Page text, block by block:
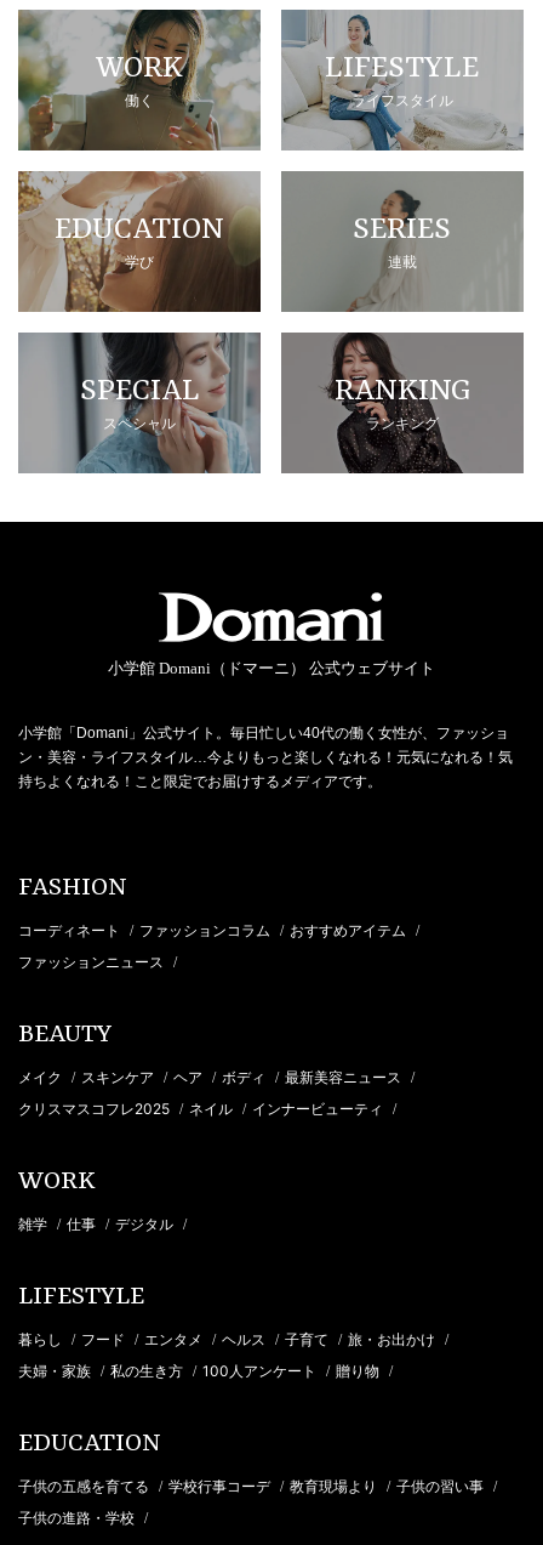
WORK
働く
LIFESTYLE
ライフスタイル
EDUCATION
学び
SERIES
連載
SPECIAL
スペシャル
RANKING
ランキング
小学館 Domani（ドマーニ） 公式ウェブサイト
小学館「Domani」公式サイト。毎日忙しい40代の働く女性が、ファッショ
ン・美容・ライフスタイル…今よりもっと楽しくなれる！元気になれる！気
持ちよくなれる！こと限定でお届けするメディアです。
FASHION
コーディネート / ファッションコラム / おすすめアイテム /
ファッションニュース /
BEAUTY
メイク / スキンケア / ヘア / ボディ / 最新美容ニュース /
クリスマスコフレ2025 / ネイル / インナービューティ /
WORK
雑学 / 仕事 / デジタル /
LIFESTYLE
暮らし / フード / エンタメ / ヘルス / 子育て / 旅・お出かけ /
夫婦・家族 / 私の生き方 / 100人アンケート / 贈り物 /
EDUCATION
子供の五感を育てる / 学校行事コーデ / 教育現場より / 子供の習い事 /
子供の進路・学校 /